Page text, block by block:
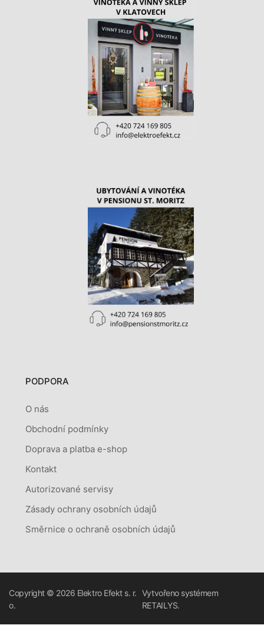
PODPORA
O nás
Obchodní podmínky
Doprava a platba e-shop
Kontakt
Autorizované servisy
Zásady ochrany osobních údajů
Směrnice o ochraně osobních údajů
Copyright © 2026 Elektro Efekt s. r.
o.
Vytvořeno systémem
RETAILYS.